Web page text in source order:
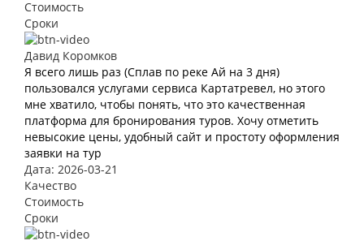
Стоимость
Сроки
Давид Коромков
Я всего лишь раз (Сплав по реке Ай на 3 дня)
пользовался услугами сервиса Картатревел, но этого
мне хватило, чтобы понять, что это качественная
платформа для бронирования туров. Хочу отметить
невысокие цены, удобный сайт и простоту оформления
заявки на тур
Дата: 2026-03-21
Качество
Стоимость
Сроки